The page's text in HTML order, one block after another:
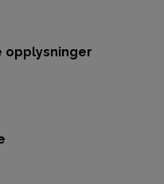
opplysninger